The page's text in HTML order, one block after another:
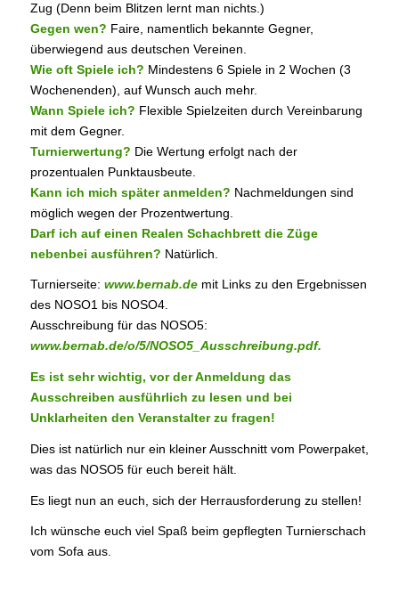
Zug (Denn beim Blitzen lernt man nichts.)
Gegen wen? Faire, namentlich bekannte Gegner,
überwiegend aus deutschen Vereinen.
Wie oft Spiele ich? Mindestens 6 Spiele in 2 Wochen (3
Wochenenden), auf Wunsch auch mehr.
Wann Spiele ich? Flexible Spielzeiten durch Vereinbarung
mit dem Gegner.
Turnierwertung? Die Wertung erfolgt nach der
prozentualen Punktausbeute.
Kann ich mich später anmelden? Nachmeldungen sind
möglich wegen der Prozentwertung.
Darf ich auf einen Realen Schachbrett die Züge
nebenbei ausführen? Natürlich.
Turnierseite: www.bernab.demit Links zu den Ergebnissen
des NOSO1 bis NOSO4.
Ausschreibung für das NOSO5:
www.bernab.de/o/5/NOSO5_Ausschreibung.pdf.
Es ist sehr wichtig, vor der Anmeldung das
Ausschreiben ausführlich zu lesen und bei
Unklarheiten den Veranstalter zu fragen!
Dies ist natürlich nur ein kleiner Ausschnitt vom Powerpaket,
was das NOSO5 für euch bereit hält.
Es liegt nun an euch, sich der Herrausforderung zu stellen!
Ich wünsche euch viel Spaß beim gepflegten Turnierschach
vom Sofa aus.